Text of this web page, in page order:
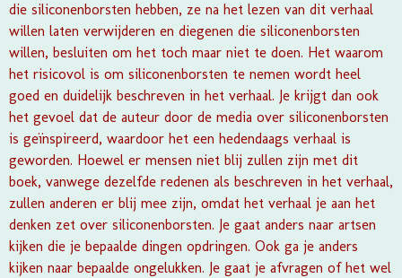
die siliconenborsten hebben, ze na het lezen van dit verhaal
willen laten verwijderen en diegenen die siliconenborsten
willen, besluiten om het toch maar niet te doen. Het waarom
het risicovol is om siliconenborsten te nemen wordt heel
goed en duidelijk beschreven in het verhaal. Je krijgt dan ook
het gevoel dat de auteur door de media over siliconenborsten
is geïnspireerd, waardoor het een hedendaags verhaal is
geworden. Hoewel er mensen niet blij zullen zijn met dit
boek, vanwege dezelfde redenen als beschreven in het verhaal,
zullen anderen er blij mee zijn, omdat het verhaal je aan het
denken zet over siliconenborsten. Je gaat anders naar artsen
kijken die je bepaalde dingen opdringen. Ook ga je anders
kijken naar bepaalde ongelukken. Je gaat je afvragen of het wel